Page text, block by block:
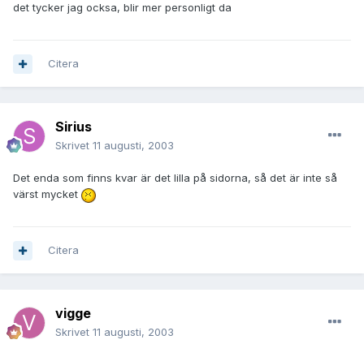
det tycker jag ocksa, blir mer personligt da
Citera
Sirius
Skrivet 11 augusti, 2003
Det enda som finns kvar är det lilla på sidorna, så det är inte så
värst mycket
Citera
vigge
Skrivet 11 augusti, 2003